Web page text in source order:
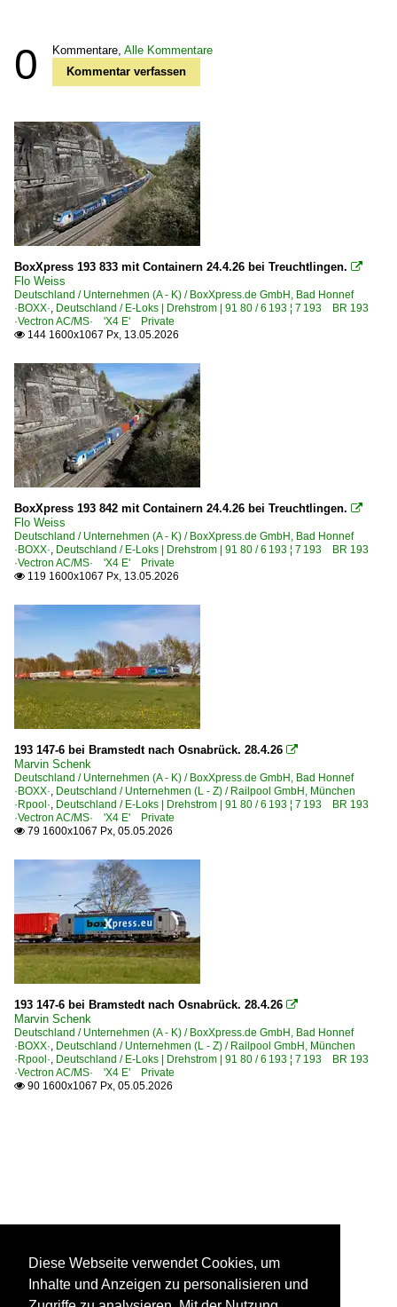
0 Kommentare, Alle Kommentare
Kommentar verfassen
BoxXpress 193 833 mit Containern 24.4.26 bei Treuchtlingen. 
Flo Weiss
Deutschland / Unternehmen (A - K) / BoxXpress.de GmbH, Bad Honnef
·BOXX·, Deutschland / E-Loks | Drehstrom | 91 80 / 6 193 ¦ 7 193 BR 193
·Vectron AC/MS· 'X4 E' Private
 144 1600x1067 Px, 13.05.2026
BoxXpress 193 842 mit Containern 24.4.26 bei Treuchtlingen. 
Flo Weiss
Deutschland / Unternehmen (A - K) / BoxXpress.de GmbH, Bad Honnef
·BOXX·, Deutschland / E-Loks | Drehstrom | 91 80 / 6 193 ¦ 7 193 BR 193
·Vectron AC/MS· 'X4 E' Private
 119 1600x1067 Px, 13.05.2026
193 147-6 bei Bramstedt nach Osnabrück. 28.4.26 
Marvin Schenk
Deutschland / Unternehmen (A - K) / BoxXpress.de GmbH, Bad Honnef
·BOXX·, Deutschland / Unternehmen (L - Z) / Railpool GmbH, München
·Rpool·, Deutschland / E-Loks | Drehstrom | 91 80 / 6 193 ¦ 7 193 BR 193
·Vectron AC/MS· 'X4 E' Private
 79 1600x1067 Px, 05.05.2026
193 147-6 bei Bramstedt nach Osnabrück. 28.4.26 
Marvin Schenk
Deutschland / Unternehmen (A - K) / BoxXpress.de GmbH, Bad Honnef
·BOXX·, Deutschland / Unternehmen (L - Z) / Railpool GmbH, München
·Rpool·, Deutschland / E-Loks | Drehstrom | 91 80 / 6 193 ¦ 7 193 BR 193
·Vectron AC/MS· 'X4 E' Private
 90 1600x1067 Px, 05.05.2026
Diese Webseite verwendet Cookies, um
Inhalte und Anzeigen zu personalisieren und